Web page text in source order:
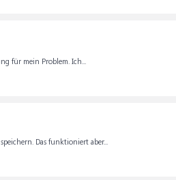
für mein Problem. Ich...
Das funktioniert aber...